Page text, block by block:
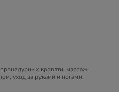
кровати, массаж,
уход за руками и ногами.